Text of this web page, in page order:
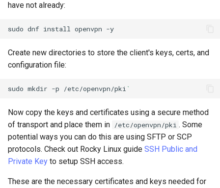
have not already:
sudo dnf install openvpn
Create new directories to store the client's keys, certs, and
configuration file:
sudo mkdir -p /etc/openvpn/pki `
Now copy the keys and certificates using a secure method
of transport and place them in /etc/openvpn/pki . Some
potential ways you can do this are using SFTP or SCP
protocols. Check out Rocky Linux guide SSH Public and
Private Key to setup SSH access.
These are the necessary certificates and keys needed for